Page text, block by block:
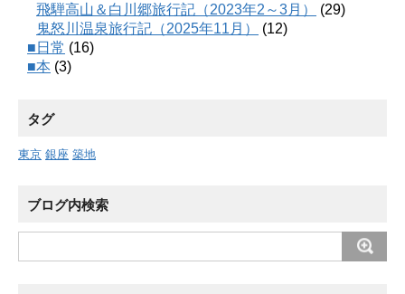
飛騨高山＆白川郷旅行記（2023年2～3月）
(29)
鬼怒川温泉旅行記（2025年11月）
(12)
■日常 (16)
■本 (3)
タグ
東京 銀座 築地
ブログ内検索